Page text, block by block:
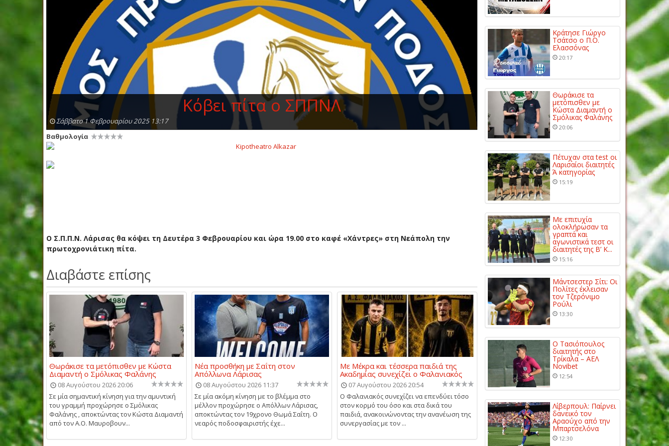
Κόβει πίτα ο ΣΠΠΝΛ
Σάββατο 1 Φεβρουαρίου 2025 13:17
Βαθμολογία
Ο Σ.Π.Π.Ν. Λάρισας θα κόψει τη Δευτέρα 3 Φεβρουαρίου και ώρα 19.00 στο καφέ «Χάντρες» στη Νεάπολη την
πρωτοχρονιάτικη πίτα.
Διαβάστε επίσης
Θωράκισε τα μετόπισθεν με Κώστα
Διαμαντή ο Σμόλικας Φαλάνης
08 Αυγούστου 2026 20:06
Σε μία σημαντική κίνηση για την αμυντική
του γραμμή προχώρησε ο Σμόλικας
Φαλάνης , αποκτώντας τον Κώστα Διαμαντή
από τον Α.Ο. Μαυροβουν...
Νέα προσθήκη με Σαΐτη στον
Απόλλωνα Λάρισας
08 Αυγούστου 2026 11:37
Σε μία ακόμη κίνηση με το βλέμμα στο
μέλλον προχώρησε ο Απόλλων Λάρισας,
αποκτώντας τον 19χρονο Θωμά Σαΐτη. Ο
νεαρός ποδοσφαιριστής έχε...
Με Μέκρα και τέσσερα παιδιά της
Ακαδημίας συνεχίζει ο Φαλανιακός
07 Αυγούστου 2026 20:54
Ο Φαλανιακός συνεχίζει να επενδύει τόσο
στον κορμό του όσο και στα δικά του
παιδιά, ανακοινώνοντας την ανανέωση της
συνεργασίας με τον ...
Κράτησε Γιώργο
Τσάτσο ο Π.Ο.
Ελασσόνας
20:17
Θωράκισε τα
μετόπισθεν με
Κώστα Διαμαντή ο
Σμόλικας Φαλάνης
20:06
Πέτυχαν στα test οι
Λαρισαίοι διαιτητές
Ά κατηγορίας
15:19
Με επιτυχία
ολοκλήρωσαν τα
γραπτά και
αγωνιστικά τεστ οι
διαιτητές της Β’ Κ...
15:16
Μάντσεστερ Σίτι: Οι
Πολίτες έκλεισαν
τον Τζερόνιμο
Ρούλι
13:30
Ο Τασιόπουλος
διαιτητής στο
Τρίκαλα – ΑΕΛ
Novibet
12:54
Λίβερπουλ: Παίρνει
δανεικό τον
Αραούχο από την
Μπαρτσελόνα
12:30